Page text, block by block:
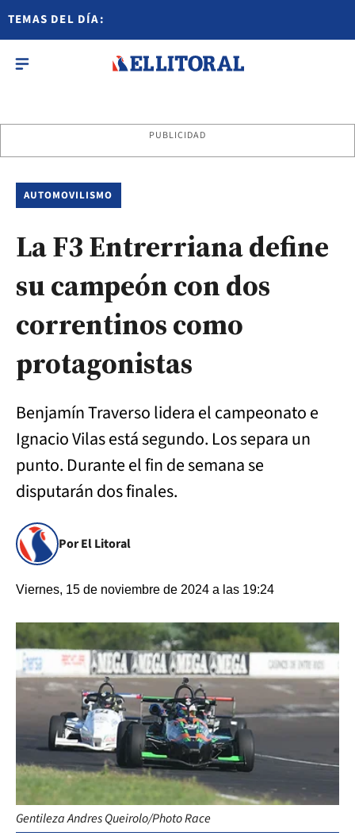
TEMAS DEL DÍA:
PUBLICIDAD
AUTOMOVILISMO
La F3 Entrerriana define
su campeón con dos
correntinos como
protagonistas
Benjamín Traverso lidera el campeonato e
Ignacio Vilas está segundo. Los separa un
punto. Durante el fin de semana se
disputarán dos finales.
Por El Litoral
Viernes, 15 de noviembre de 2024 a las 19:24
Gentileza Andres Queirolo/Photo Race